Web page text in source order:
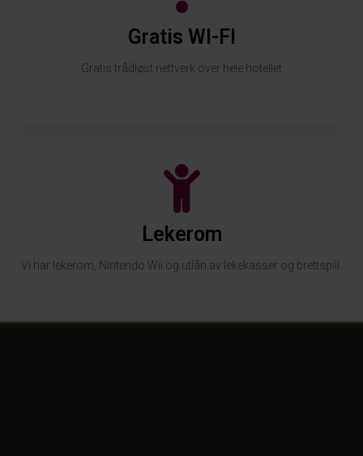
Gratis WI-FI
Gratis trådløst nettverk over hele hotellet
Lekerom
Vi har lekerom, Nintendo Wii og utlån av lekekasser og brettspill.